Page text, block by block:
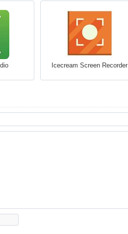
Icecream Screen Recorder